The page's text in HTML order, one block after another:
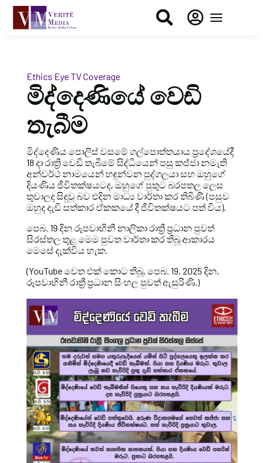
 
Ethics EyeTV Coverage
මිද්දෙණියේ වෙඩි
තැබීම
මිද්දෙණිය පොලිස් වසමේ ගල්පොත්තයාය ප්‍රදේශයේදී
18 දා රාත්‍රි වෙඩි තැබීමේ සිද්ධියෙන් පසු කජ්ජා නමැති
අන්වර්ථ නාමයෙන් හඳුන්වන පුද්ගලයා සහ ඔහුගේ
දියණිය ජීවිතක්ෂයටද, ඔහුගේ පුතුට බරපතල ලෙස
තුවාලද සිදුවූ බව එදින මාධ්‍ය වාර්තා කර තිබිණි (පසුව
ඔහුද දැඩි සත්කාර ඒකකයේ දී ජීවිතක්ෂයට පත් විය).
පෙබ. 19 දින රූපවාහිනී නාලිකා රාත්‍රී ප්‍රධාන පුවත්
සිරස්තල තුළ මෙම පුවත වාර්තා කර තිබූ ආකාරය
මෙසේ දැක්විය හැක.
(YouTube වෙත එක් කොට තිබූ, පෙබ. 19, 2025 දින,
රූපවාහිනී රාත්‍රී ප්‍රධාන සිංහල පුවත් ඇසුරිණි.)